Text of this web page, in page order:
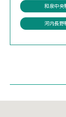
和泉中央
河内長野